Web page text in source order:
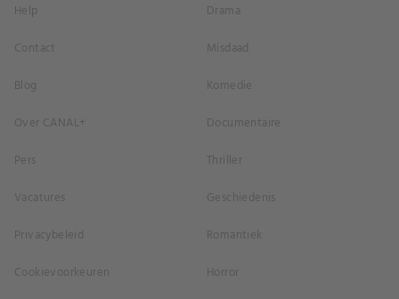
Help
Contact
Blog
Over CANAL+
Pers
Vacatures
Privacybeleid
Cookievoorkeuren
Drama
Misdaad
Komedie
Documentaire
Thriller
Geschiedenis
Romantiek
Horror